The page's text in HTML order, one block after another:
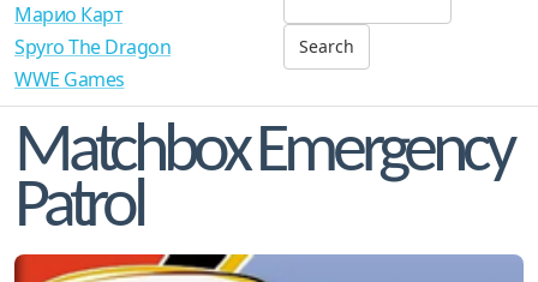
Марио Карт
Spyro The Dragon
WWE Games
Matchbox Emergency
Patrol